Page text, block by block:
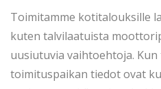
Toimitamme kotitalouksille
kuten talvilaatuista
uusiutuvia vaihtoehtoja.
toimituspaikan tiedot ovat